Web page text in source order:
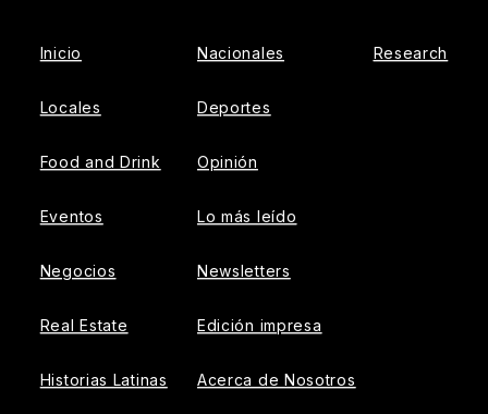
Inicio
Locales
Food and Drink
Eventos
Negocios
Real Estate
Historias Latinas
Nacionales
Deportes
Opinión
Lo más leído
Newsletters
Edición impresa
Acerca de Nosotros
Research